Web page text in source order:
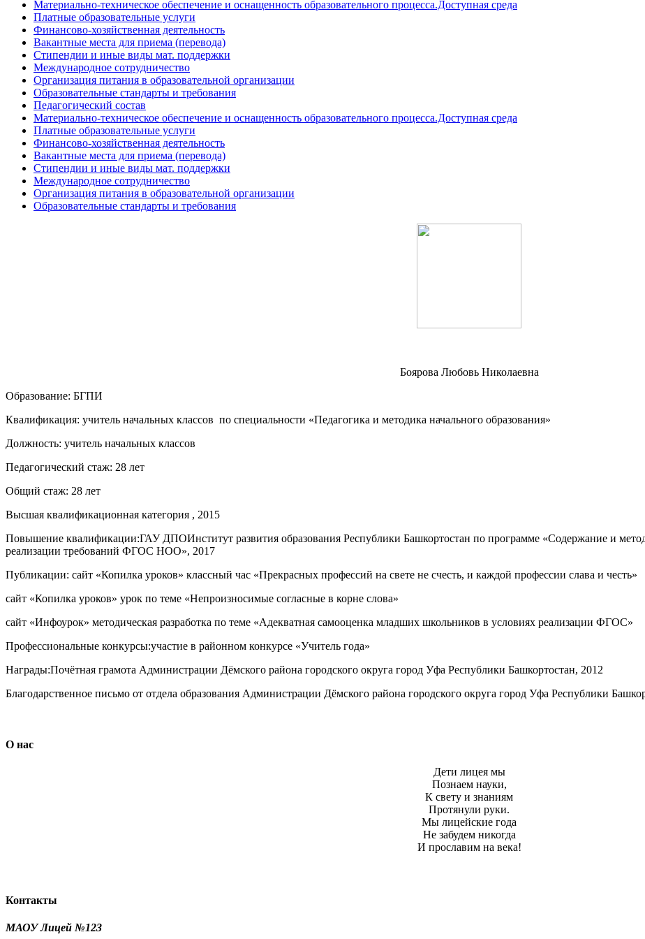
Материально-техническое обеспечение и оснащенность образовательного процесса.Доступная среда
Платные образовательные услуги
Финансово-хозяйственная деятельность
Вакантные места для приема (перевода)
Стипендии и иные виды мат. поддержки
Международное сотрудничество
Организация питания в образовательной организации
Образовательные стандарты и требования
Педагогический состав
Материально-техническое обеспечение и оснащенность образовательного процесса.Доступная среда
Платные образовательные услуги
Финансово-хозяйственная деятельность
Вакантные места для приема (перевода)
Стипендии и иные виды мат. поддержки
Международное сотрудничество
Организация питания в образовательной организации
Образовательные стандарты и требования
Боярова Любовь Николаевна
Образование: БГПИ
Квалификация: учитель начальных классов по специальности «Педагогика и методика начального образования»
Должность: учитель начальных классов
Педагогический стаж: 28 лет
Общий стаж: 28 лет
Высшая квалификационная категория , 2015
Повышение квалификации:ГАУ ДПОИнститут развития образования Республики Башкортостан по программе «Содержание и
реализации требований ФГОС НОО», 2017
Публикации: сайт «Копилка уроков» классный час «Прекрасных профессий на свете не счесть, и каждой профессии слава и честь»
сайт «Копилка уроков» урок по теме «Непроизносимые согласные в корне слова»
сайт «Инфоурок» методическая разработка по теме «Адекватная самооценка младших школьников в условиях реализации ФГОС»
Профессиональные конкурсы:участие в районном конкурсе «Учитель года»
Награды:Почётная грамота Администрации Дёмского района городского округа город Уфа Республики Башкортостан, 2012
Благодарственное письмо от отдела образования Администрации Дёмского района городского округа город Уфа Республики
О нас
Дети лицея мы
Познаем науки,
К свету и знаниям
Протянули руки.
Мы лицейские года
Не забудем никогда
И прославим на века!
Контакты
МАОУ Лицей №123